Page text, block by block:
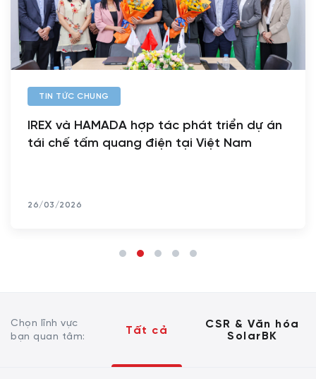
TIN TỨC CHUNG
IREX và HAMADA hợp tác phát triển dự án
tái chế tấm quang điện tại Việt Nam
26/03/2026
Chọn lĩnh vực
bạn quan tâm:
Tất cả
CSR & Văn hóa
SolarBK